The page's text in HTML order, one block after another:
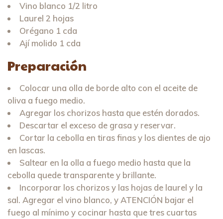
Vino blanco 1/2 litro
Laurel 2 hojas
Orégano 1 cda
Ají molido 1 cda
Preparación
Colocar una olla de borde alto con el aceite de
oliva a fuego medio.
Agregar los chorizos hasta que estén dorados.
Descartar el exceso de grasa y reservar.
Cortar la cebolla en tiras finas y los dientes de ajo
en lascas.
Saltear en la olla a fuego medio hasta que la
cebolla quede transparente y brillante.
Incorporar los chorizos y las hojas de laurel y la
sal. Agregar el vino blanco, y ATENCIÓN bajar el
fuego al mínimo y cocinar hasta que tres cuartas